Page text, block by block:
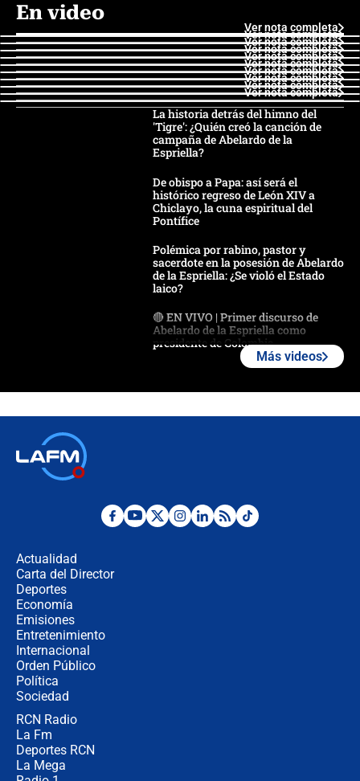
En video
Ver nota completa
Ver nota completa
Ver nota completa
Ver nota completa
Ver nota completa
Ver nota completa
Ver nota completa
Ver nota completa
Ver nota completa
Ver nota completa
La historia detrás del himno del
'Tigre': ¿Quién creó la canción de
campaña de Abelardo de la
Espriella?
De obispo a Papa: así será el
histórico regreso de León XIV a
Chiclayo, la cuna espiritual del
Pontífice
Polémica por rabino, pastor y
sacerdote en la posesión de Abelardo
de la Espriella: ¿Se violó el Estado
laico?
🔴 EN VIVO | Primer discurso de
Abelardo de la Espriella como
presidente de Colombia
Desde dermatitis hasta infecciones:
Más videos
Actualidad
Carta del Director
Deportes
Economía
Emisiones
Entretenimiento
Internacional
Orden Público
Política
Sociedad
RCN Radio
La Fm
Deportes RCN
La Mega